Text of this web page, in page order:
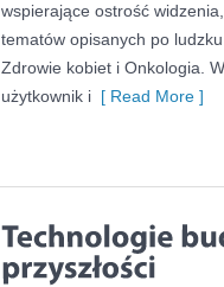
wspierające ostrość
tematów opisanych po
Zdrowie kobiet i Onkologia.
użytkownik i [ Read More ]